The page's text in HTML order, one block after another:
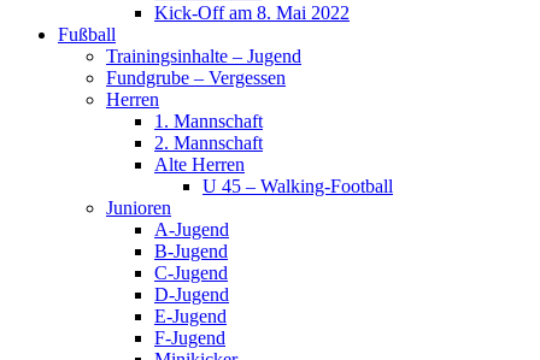
Kick-Off am 8. Mai 2022
Fußball
Trainingsinhalte – Jugend
Fundgrube – Vergessen
Herren
1. Mannschaft
2. Mannschaft
Alte Herren
U 45 – Walking-Football
Junioren
A-Jugend
B-Jugend
C-Jugend
D-Jugend
E-Jugend
F-Jugend